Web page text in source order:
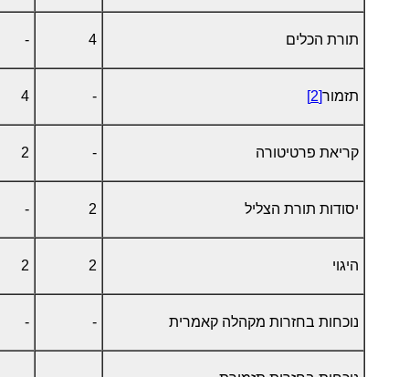
תורת הכלים 4
-
תזמור[2]
-
4
קריאת פרטיטורה -
2
יסודות תורת הצליל 2
-
היגוי 2
2
נוכחות בחזרות מקהלה קאמרית -
-